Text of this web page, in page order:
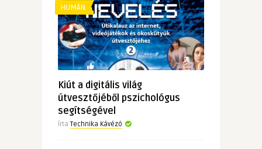
HUMÁN
Kiút a digitális világ
útvesztőjéből pszichológus
segítségével
Írta Technika Kávézó